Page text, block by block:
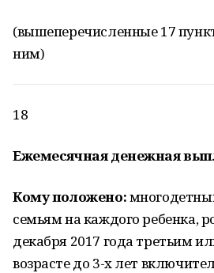
(вышеперечисленные 17
ним)
18
Ежемесячная денежная
Кому положено:
семьям на каждого ребенка,
декабря 2017 года третьим
возрасте до 3-х лет